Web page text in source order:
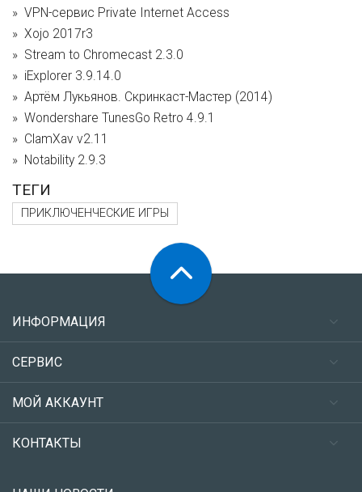
VPN-сервис Private Internet Access
Xojo 2017r3
Stream to Chromecast 2.3.0
iExplorer 3.9.14.0
Артём Лукьянов. Скринкаст-Мастер (2014)
Wondershare TunesGo Retro 4.9.1
ClamXav v2.11
Notability 2.9.3
ТЕГИ
ПРИКЛЮЧЕНЧЕСКИЕ ИГРЫ
ИНФОРМАЦИЯ
СЕРВИС
МОЙ АККАУНТ
КОНТАКТЫ